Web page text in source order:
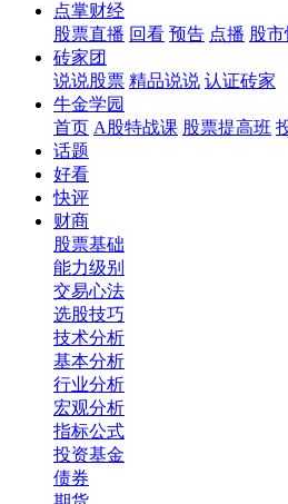
点掌财经
股票直播 回看 预告 点播 股
砖家团
说说股票 精品说说 认证砖家
牛金学园
首页 A股特战课 股票提高班
话题
好看
快评
财商
股票基础
能力级别
交易心法
选股技巧
技术分析
基本分析
行业分析
宏观分析
指标公式
投资基金
债券